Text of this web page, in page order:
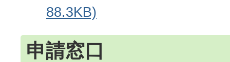
88.3KB)
申請窓口